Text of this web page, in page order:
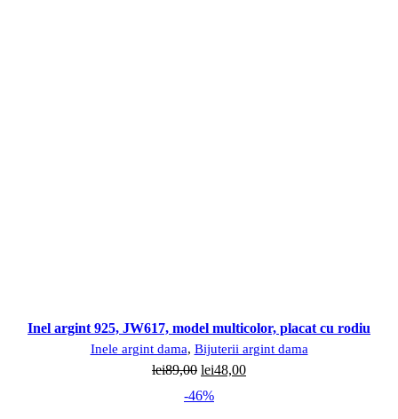
Inel argint 925, JW617, model multicolor, placat cu rodiu
Inele argint dama, Bijuterii argint dama
lei89,00 Prețul
a
lei48,00Prețul
-46%